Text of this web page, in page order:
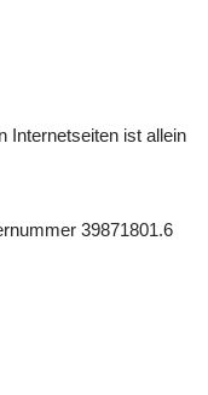
Internetseiten ist allein
39871801.6